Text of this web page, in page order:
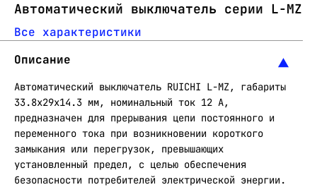
Автоматический выключатель серии L-MZ
Все характеристики
Описание
Автоматический выключатель RUICHI L-MZ, габариты
33.8х29х14.3 мм, номинальный ток 12 А,
предназначен для прерывания цепи постоянного и
переменного тока при возникновении короткого
замыкания или перегрузок, превышающих
установленный предел, с целью обеспечения
безопасности потребителей электрической энергии.